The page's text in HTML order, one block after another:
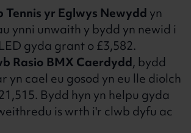
Tennis yr Eglwys Newyddyn
ynni unwaith y bydd yn newid i
gyda grant o £3,582.
Rasio BMX Caerdydd, bydd
yn cael eu gosod yn eu lle diolch
Bydd hyn yn helpu gyda
is wrth i'r clwb dyfu ac